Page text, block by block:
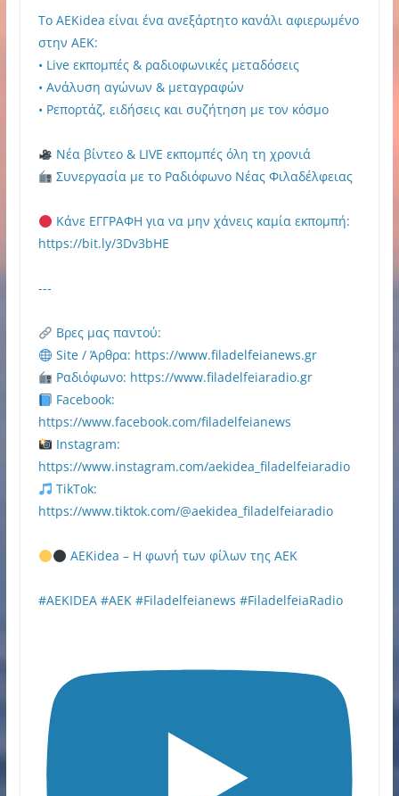
Το AEKidea είναι ένα ανεξάρτητο κανάλι αφιερωμένο
στην ΑΕΚ:
• Live εκπομπές & ραδιοφωνικές μεταδόσεις
• Ανάλυση αγώνων & μεταγραφών
• Ρεπορτάζ, ειδήσεις και συζήτηση με τον κόσμο
Νέα βίντεο & LIVE εκπομπές όλη τη χρονιά
Συνεργασία με το Ραδιόφωνο Νέας Φιλαδέλφειας
Κάνε ΕΓΓΡΑΦΗ για να μην χάνεις καμία εκπομπή:
https://bit.ly/3Dv3bHE
---
Βρες μας παντού:
Site / Άρθρα: https://www.filadelfeianews.gr
Ραδιόφωνο: https://www.filadelfeiaradio.gr
Facebook:
https://www.facebook.com/filadelfeianews
Instagram:
https://www.instagram.com/aekidea_filadelfeiaradio
TikTok:
https://www.tiktok.com/@aekidea_filadelfeiaradio
AEKidea – Η φωνή των φίλων της ΑΕΚ
#AEKIDEA #AEK #Filadelfeianews #FiladelfeiaRadio